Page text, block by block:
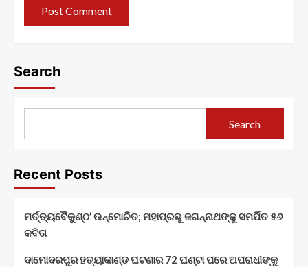
Search
Search
Recent Posts
ମର୍ତ୍ତ୍ୟବୈକୁଣ୍ଠ’ ଉନ୍ମୋଚିତ; ମହାପ୍ରଭୁ ଜଗନ୍ନାଥଙ୍କୁ ସମର୍ପିତ ୫୬
କବିତା
ଦାମୋଦରପୁର ହତ୍ୟାକାଣ୍ଡ ଘଟଣାର 72 ଘଣ୍ଟା ପରେ ଅପରାଧୀଙ୍କୁ